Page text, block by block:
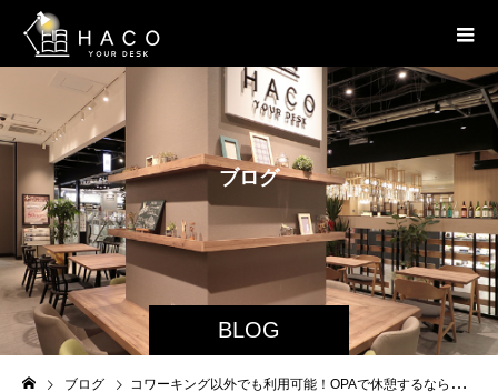
BLOG
ブログ
ブログ コワーキング以外でも利用可能！OPAで休憩するならHACOへ!